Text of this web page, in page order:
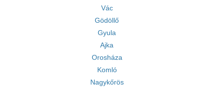
Vác
Gödöllő
Gyula
Ajka
Orosháza
Komló
Nagykőrös